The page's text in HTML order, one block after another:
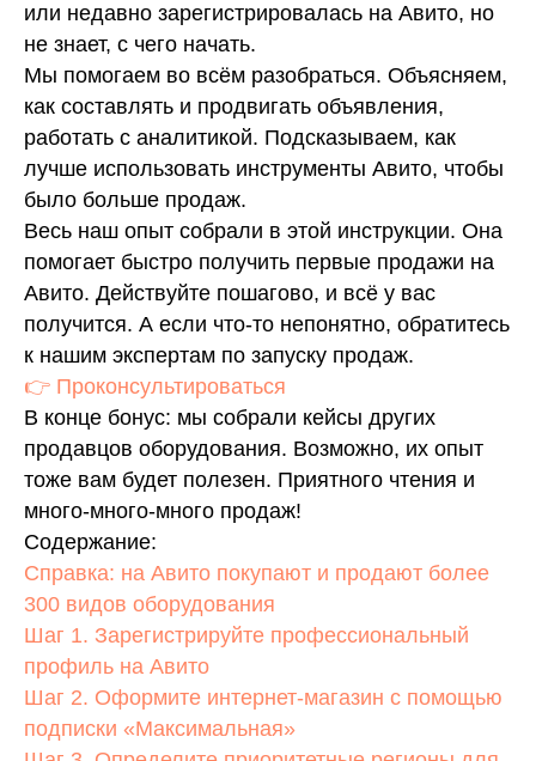
или недавно зарегистрировалась на Авито, но
не знает, с чего начать.
Мы помогаем во всём разобраться. Объясняем,
как составлять и продвигать объявления,
работать с аналитикой. Подсказываем, как
лучше использовать инструменты Авито, чтобы
было больше продаж.
Весь наш опыт собрали в этой инструкции. Она
помогает быстро получить первые продажи на
Авито. Действуйте пошагово, и всё у вас
получится. А если что-то непонятно, обратитесь
к нашим экспертам по запуску продаж.
👉 Проконсультироваться
В конце бонус: мы собрали кейсы других
продавцов оборудования. Возможно, их опыт
тоже вам будет полезен. Приятного чтения и
много-много-много продаж!
Содержание:
Справка: на Авито покупают и продают более
300 видов оборудования
Шаг 1. Зарегистрируйте профессиональный
профиль на Авито
Шаг 2. Оформите интернет-магазин с помощью
подписки «Максимальная»